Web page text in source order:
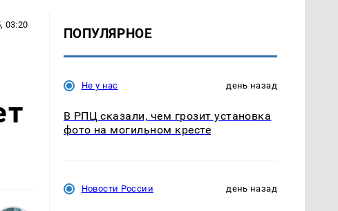
03:20
ПОПУЛЯРНОЕ
Не у нас день назад
В РПЦ сказали, чем грозит установка
фото на могильном кресте
Новости России день назад